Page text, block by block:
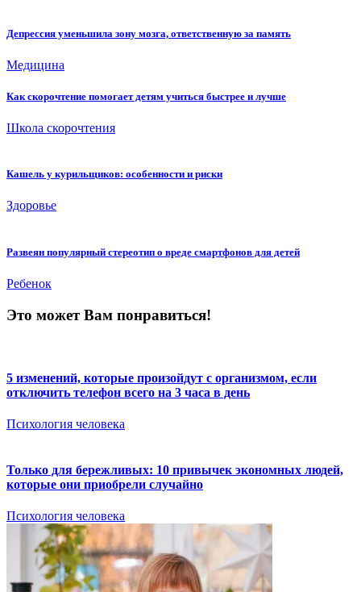
Депрессия уменьшила зону мозга, ответственную за память
Медицина
Как скорочтение помогает детям учиться быстрее и лучше
Школа скорочтения
Кашель у курильщиков: особенности и риски
Здоровье
Развеян популярный стереотип о вреде смартфонов для детей
Ребенок
Это может Вам понравиться!
5 изменений, которые произойдут с организмом, если
отключить телефон всего на 3 часа в день
Психология человека
Только для бережливых: 10 привычек экономных людей,
которые они приобрели случайно
Психология человека